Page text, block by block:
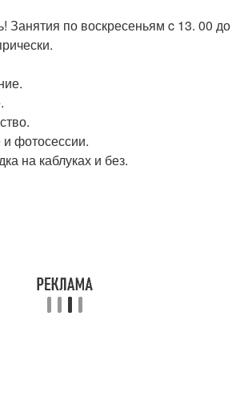
Занятия по воскресеньям c 13. 00 до
фотосессии.
на каблуках и без.